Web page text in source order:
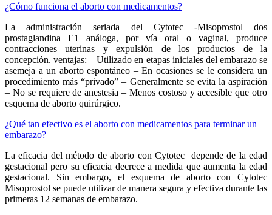
¿Cómo funciona el aborto con medicamentos?
La administración seriada del Cytotec -Misoprostol dos
prostaglandina E1 análoga, por vía oral o vaginal, produce
contracciones uterinas y expulsión de los productos de la
concepción. ventajas: – Utilizado en etapas iniciales del embarazo se
asemeja a un aborto espontáneo – En ocasiones se le considera un
procedimiento más “privado” – Generalmente se evita la aspiración
– No se requiere de anestesia – Menos costoso y accesible que otro
esquema de aborto quirúrgico.
¿Qué tan efectivo es el aborto con medicamentos para terminar un
embarazo?
La eficacia del método de aborto con Cytotec depende de la edad
gestacional pero su eficacia decrece a medida que aumenta la edad
gestacional. Sin embargo, el esquema de aborto con Cytotec
Misoprostol se puede utilizar de manera segura y efectiva durante las
primeras 12 semanas de embarazo.